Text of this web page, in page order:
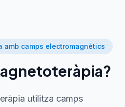
amb camps electromagnètics
utilitza camps